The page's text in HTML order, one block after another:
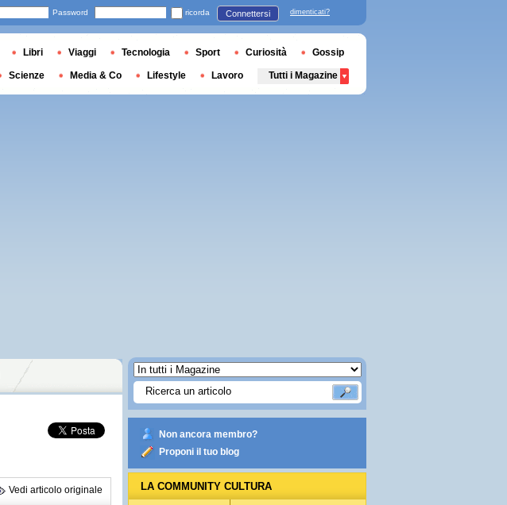
Vedi articolo originale
Non ancora membro?
Proponi il tuo blog
LA COMMUNITY CULTURA
Password ricorda Connettersi dimenticati?
Libri Viaggi Tecnologia Sport Curiosità Gossip
Scienze Media & Co Lifestyle Lavoro Tutti i Magazine